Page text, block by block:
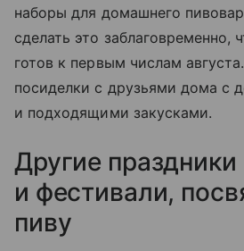
наборы для домашнего
сделать это заблаговременно,
готов к первым числам
посиделки с друзьями дома с
и подходящими закусками.
Другие праздники
и фестивали,
пиву